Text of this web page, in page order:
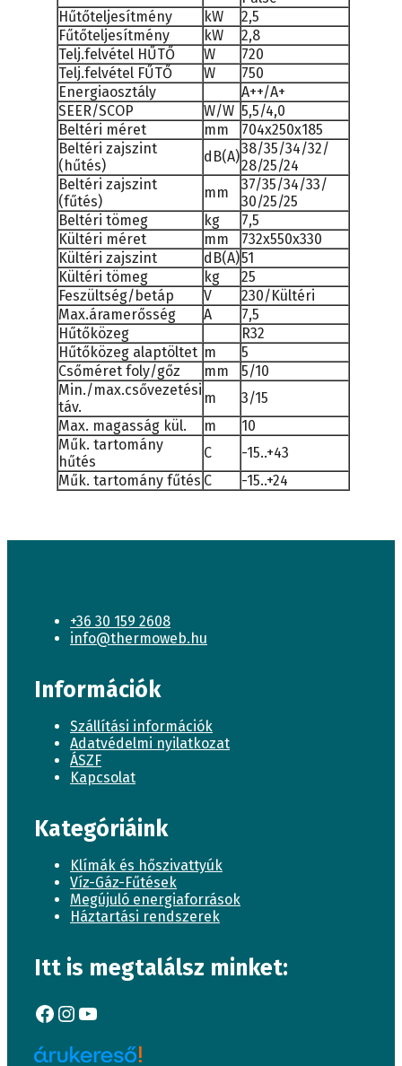
Hűtőteljesítmény
kW
2,5
Fűtőteljesítmény
kW
2,8
Telj.felvétel HŰTŐ
W
720
Telj.felvétel FŰTŐ
W
750
Energiaosztály
A++/A+
SEER/SCOP
W/W 5,5/4,0
Beltéri méret
mm
704x250x185
Beltéri zajszint
(hűtés)
dB(A)38/35/34/32/
28/25/24
Beltéri zajszint
(fűtés)
mm
37/35/34/33/
30/25/25
Beltéri tömeg
kg
7,5
Kültéri méret
mm
732x550x330
Kültéri zajszint
dB(A)51
Kültéri tömeg
kg
25
Feszültség/betáp
V
230/Kültéri
Max.áramerősség
A
7,5
Hűtőközeg
R32
Hűtőközeg alaptöltet m
5
Csőméret foly/gőz
mm
5/10
Min./max.csővezetési
táv.
m
3/15
Max. magasság kül.
m
10
Műk. tartomány
hűtés
C
-15..+43
Műk. tartomány fűtés C -15..+24
+36 30 159 2608
info@thermoweb.hu
Információk
Szállítási információk
Adatvédelmi nyilatkozat
ÁSZF
Kapcsolat
Kategóriáink
Klímák és hőszivattyúk
Víz-Gáz-Fűtések
Megújuló energiaforrások
Háztartási rendszerek
Itt is megtalálsz minket:
Facebook
Instagram
YouTube